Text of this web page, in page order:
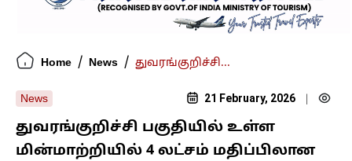
Home / News / துவரங்குறிச்சி...
News 21 February, 2026
துவரங்குறிச்சி பகுதியில் உள்ள
மின்மாற்றியில் 4 லட்சம் மதிப்பிலான